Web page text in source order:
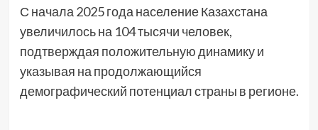
С начала 2025 года население Казахстана
увеличилось на 104 тысячи человек,
подтверждая положительную динамику и
указывая на продолжающийся
демографический потенциал страны в регионе.